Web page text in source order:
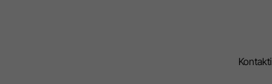
Kontakti